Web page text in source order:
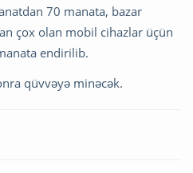
70 manata, bazar
çox olan mobil cihazlar üçün
endirilib.
qüvvəyə minəcək.